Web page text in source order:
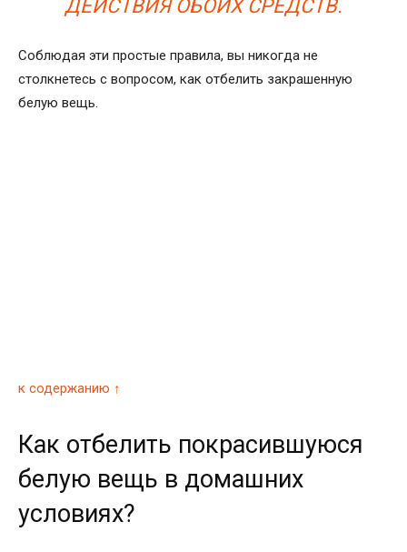
ДЕЙСТВИЯ ОБОИХ СРЕДСТВ.
Соблюдая эти простые правила, вы никогда не
столкнетесь с вопросом, как отбелить закрашенную
белую вещь.
к содержанию ↑
Как отбелить покрасившуюся
белую вещь в домашних
условиях?